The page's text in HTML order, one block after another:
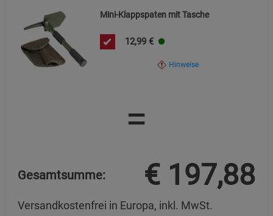
Mini-Klappspaten mit Tasche
12,99 €
Hinweise
=
Gesamtsumme: € 197,88
Versandkostenfrei in Europa, inkl. MwSt.